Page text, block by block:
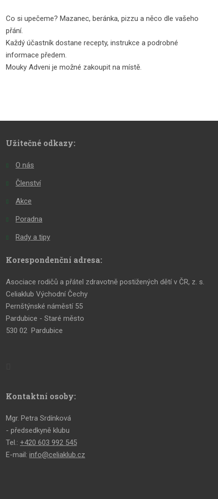
Co si upečeme? Mazanec, beránka, pizzu a něco dle vašeho
přání.
Každý účastník dostane recepty, instrukce a podrobné
informace předem.
Mouky Adveni je možné zakoupit na místě.
Užitečné odkazy:
O nás
Členství
Akce
Poradna
Rady a tipy
Korespondenční adresa:
Asociace rodičů a přátel zdravotně postižených dětí v ČR, z. s.
Celiaklub Východní Čechy
Pernštýnské náměstí 55
Pardubice - Staré město
530 02 Pardubice
Kontaktní osoby:
Mgr. Petra Srdínková
- předsedkyně klubu
Tel.: +420 603 992 545
E-mail: info@celiaklub.cz